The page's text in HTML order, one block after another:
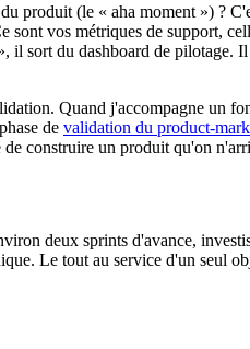
produit (le « aha moment ») ?
vos métriques de support,
sort du dashboard de pilotage.
Quand j'accompagne un
de validation du product-
construire un produit qu'on
deux sprints d'avance,
Le tout au service d'un seul